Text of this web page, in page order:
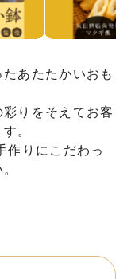
あたたかいおも
りをそえてお客
。
作りにこだわっ